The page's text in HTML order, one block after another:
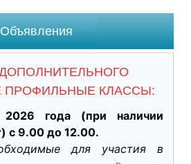
Объявления
ПРОФИЛЬНЫЕ КЛАССЫ:
2026 года (при наличии
с 9.00 до 12.00.
для участия в